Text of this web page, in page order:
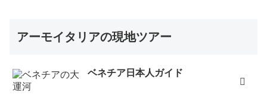
アーモイタリアの現地ツアー
ベネチア日本人ガイド